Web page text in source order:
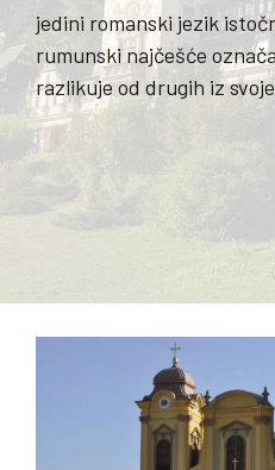
jedini romanski jezik
rumunski najčešće
razlikuje od drugih iz